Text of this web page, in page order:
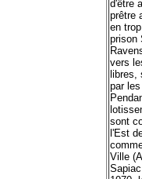
d'être
prêtre
en
prison
vers
libres,
par
sont
l'Est
Ville